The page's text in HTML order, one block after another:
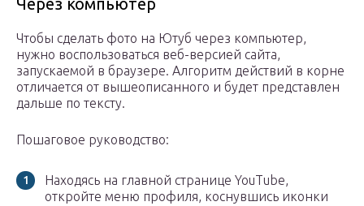
Через компьютер
Чтобы сделать фото на Ютуб через компьютер,
нужно воспользоваться веб-версией сайта,
запускаемой в браузере. Алгоритм действий в корне
отличается от вышеописанного и будет представлен
дальше по тексту.
Пошаговое руководство:
Находясь на главной странице YouTube,
откройте меню профиля, коснувшись иконки